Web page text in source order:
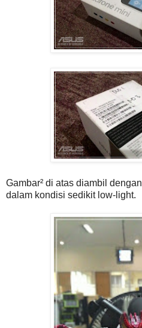
Gambar² di atas diambil
dalam kondisi sedikit low-light.